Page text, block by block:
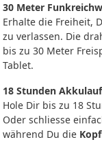
30 Meter
Erhalte die Freiheit,
zu verlassen. Die
bis zu 30 Meter
Tablet.
18 Stunden
Hole Dir bis zu 18
Oder schliesse
während Du die